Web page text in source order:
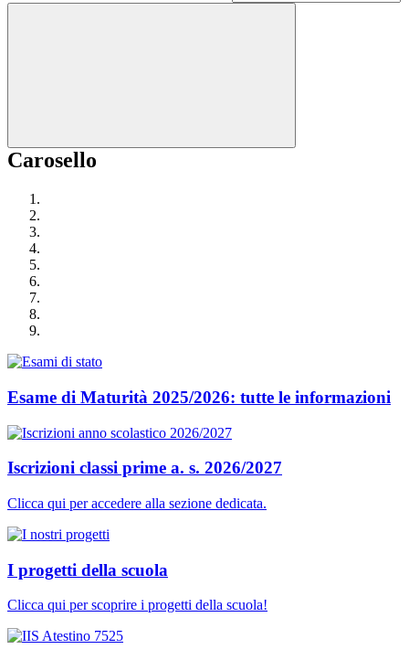
Carosello
Esame di Maturità 2025/2026: tutte le informazioni
Iscrizioni classi prime a. s. 2026/2027
Clicca qui per accedere alla sezione dedicata.
I progetti della scuola
Clicca qui per scoprire i progetti della scuola!